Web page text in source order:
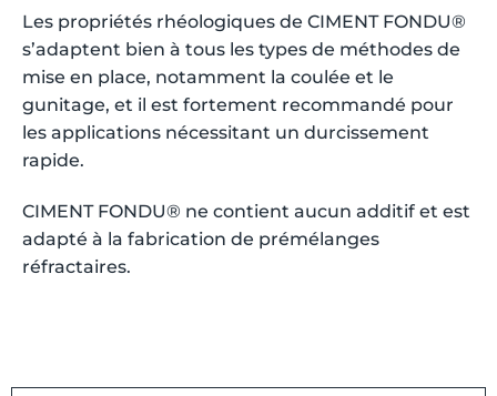
Les propriétés rhéologiques de CIMENT FONDU®
s’adaptent bien à tous les types de méthodes de
mise en place, notamment la coulée et le
gunitage, et il est fortement recommandé pour
les applications nécessitant un durcissement
rapide.
CIMENT FONDU® ne contient aucun additif et est
adapté à la fabrication de prémélanges
réfractaires.